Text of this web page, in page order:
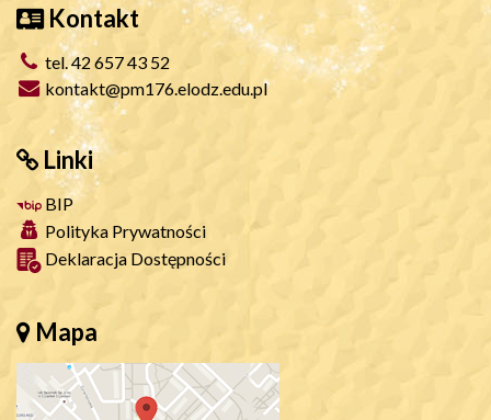
Kontakt
tel. 42 657 43 52
kontakt@pm176.elodz.edu.pl
Linki
BIP
Polityka Prywatności
Deklaracja Dostępności
Mapa